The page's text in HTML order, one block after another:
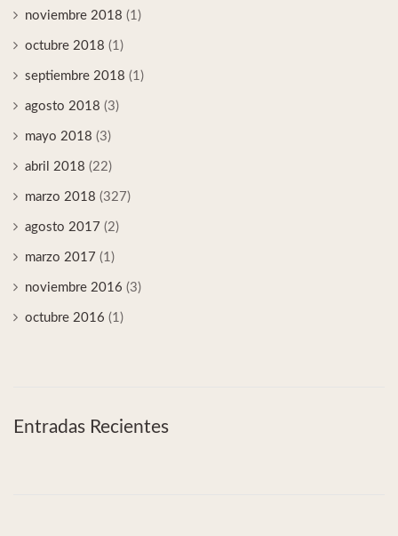
noviembre 2018 (1)
octubre 2018 (1)
septiembre 2018 (1)
agosto 2018 (3)
mayo 2018 (3)
abril 2018 (22)
marzo 2018 (327)
agosto 2017 (2)
marzo 2017 (1)
noviembre 2016 (3)
octubre 2016 (1)
Entradas Recientes